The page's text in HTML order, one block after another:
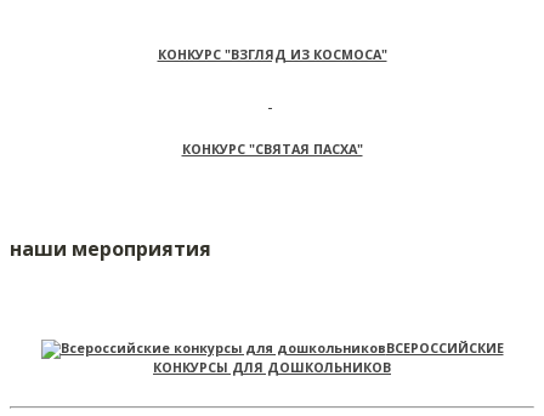
КОНКУРС "ВЗГЛЯД ИЗ КОСМОСА"
КОНКУРС "СВЯТАЯ ПАСХА"
наши мероприятия
ВСЕРОССИЙСКИЕ
КОНКУРСЫ ДЛЯ ДОШКОЛЬНИКОВ